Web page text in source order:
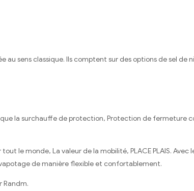
sens classique. Ils comptent sur des options de sel de
la surchauffe de protection, Protection de fermeture
le monde, La valeur de la mobilité, PLACE PLAIS. Avec
de manière flexible et confortablement.
Randm.